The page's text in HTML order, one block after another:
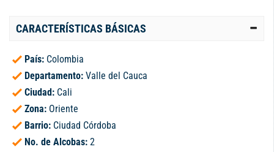
CARACTERÍSTICAS BÁSICAS
País: Colombia
Departamento: Valle del Cauca
Ciudad: Cali
Zona: Oriente
Barrio: Ciudad Córdoba
No. de Alcobas: 2